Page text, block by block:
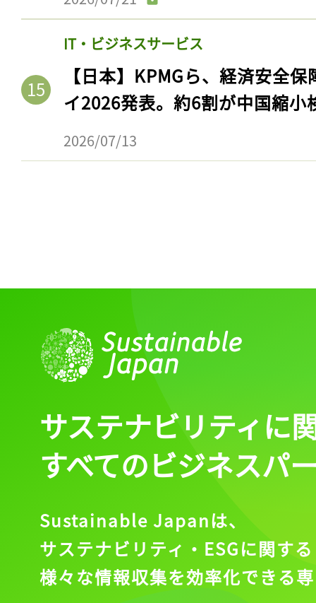
IT・ビジネスサービス
【日本】KPMGら、経済安全
イ2026発表。約6割が中国縮小
2026/07/13
サステナビリティに
すべてのビジネスパ
Sustainable Japanは、
サステナビリティ・ESGに関する
様々な情報収集を効率化できる